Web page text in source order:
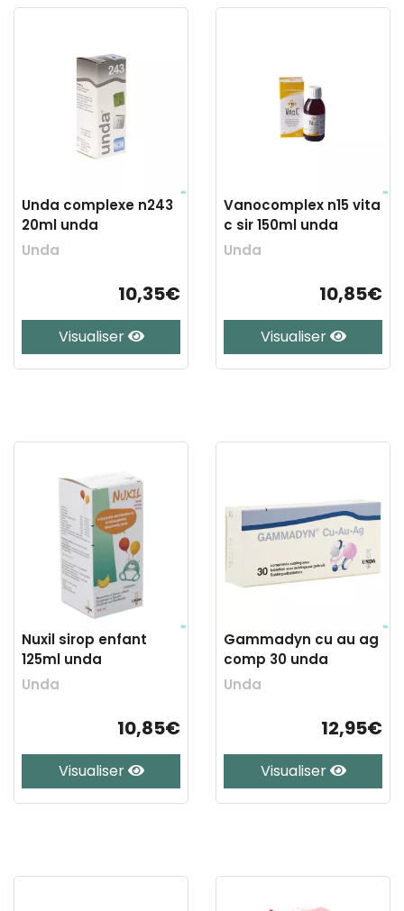
Unda complexe n243
20ml unda
Unda
10,35€
Visualiser
Vanocomplex n15 vita
c sir 150ml unda
Unda
10,85€
Visualiser
Nuxil sirop enfant
125ml unda
Unda
10,85€
Visualiser
Gammadyn cu au ag
comp 30 unda
Unda
12,95€
Visualiser